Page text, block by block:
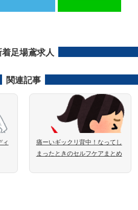
足場鳶求人
関連記事
ィ
痛ーいギックリ背中！なってし
まったときのセルフケアまとめ